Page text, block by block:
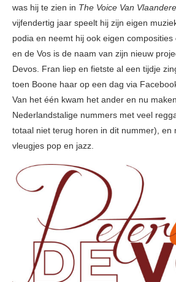
was hij te zien in The Voice Van
vijfendertig jaar speelt hij zijn eigen
podia en neemt hij ook eigen
en de Vos is de naam van zijn nieuw
Devos. Fran liep en fietste al een tijdje
toen Boone haar op een dag via
Van het één kwam het ander en nu
Nederlandstalige nummers met veel
totaal niet terug horen in dit nummer), en
vleugjes pop en jazz.